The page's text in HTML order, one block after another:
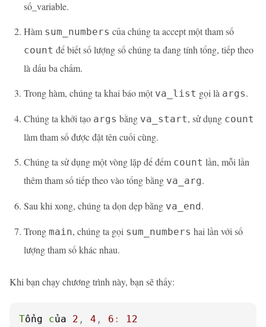
số_variable.
Hàm sum_numbers của chúng ta accept một tham số
count để biết số lượng số chúng ta đang tính tổng, tiếp theo
là dấu ba chấm.
Trong hàm, chúng ta khai báo một va_list gọi là args.
Chúng ta khởi tạo args bằng va_start, sử dụng count
làm tham số được đặt tên cuối cùng.
Chúng ta sử dụng một vòng lặp để đếm count lần, mỗi lần
thêm tham số tiếp theo vào tổng bằng va_arg.
Sau khi xong, chúng ta dọn dẹp bằng va_end.
Trong main, chúng ta gọi sum_numbers hai lần với số
lượng tham số khác nhau.
Khi bạn chạy chương trình này, bạn sẽ thấy:
Tổng của 2 , 4 , 6 :
12